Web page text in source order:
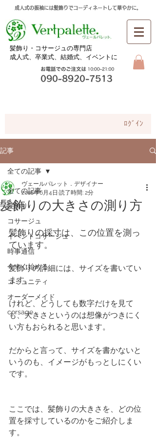
成人式の振袖には髪飾りでコーディネートして華やかに。
​髪飾り・コサージュの専門店
成人式、卒業式、 結婚式、イベントに
ﾛｸﾞｲﾝ
記事
全ての記事
髪飾り
コサージュ
イベントコサージュ
時事通信
今すぐ始める
コミュニティ
オーダーメイド
corsage
全ての記事
髪飾りの大きさの測り方
ヴェールパレット．デザイナー
2018年6月4日 読了時間: 2分
髪飾りの採寸は、この位置を測っ
ています。
髪飾りの詳細には、サイズを書いてい
ます。
けれど、どうしても数字だけを見て
も、大きさというのは想像がつきにく
い方もおられると思います。
だからと言って、サイズを書かないと
いうのも、イメージがもっとしにくい
です。
ここでは、髪飾りの大きさを、どの位
置を採寸しているのかをご紹介しま
す。